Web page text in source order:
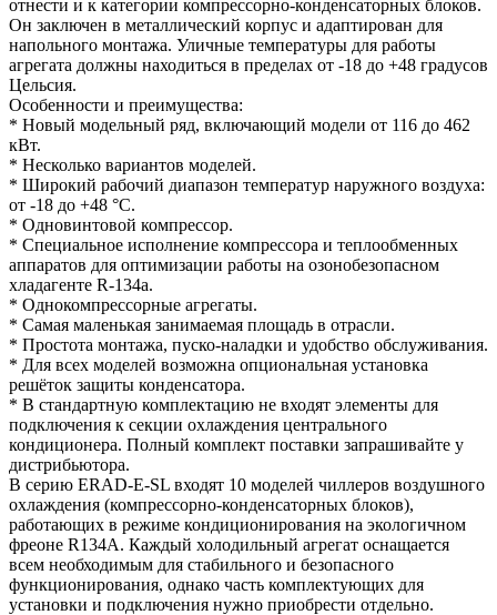
отнести и к категории компрессорно-конденсаторных блоков.
Он заключен в металлический корпус и адаптирован для
напольного монтажа. Уличные температуры для работы
агрегата должны находиться в пределах от -18 до +48 градусов
Цельсия.
Особенности и преимущества:
* Новый модельный ряд, включающий модели от 116 до 462
кВт.
* Несколько вариантов моделей.
* Широкий рабочий диапазон температур наружного воздуха:
от -18 до +48 °С.
* Одновинтовой компрессор.
* Специальное исполнение компрессора и теплообменных
аппаратов для оптимизации работы на озонобезопасном
хладагенте R-134a.
* Однокомпрессорные агрегаты.
* Самая маленькая занимаемая площадь в отрасли.
* Простота монтажа, пуско-наладки и удобство обслуживания.
* Для всех моделей возможна опциональная установка
решёток защиты конденсатора.
* В стандартную комплектацию не входят элементы для
подключения к секции охлаждения центрального
кондиционера. Полный комплект поставки запрашивайте у
дистрибьютора.
В серию ERAD-E-SL входят 10 моделей чиллеров воздушного
охлаждения (компрессорно-конденсаторных блоков),
работающих в режиме кондиционирования на экологичном
фреоне R134A. Каждый холодильный агрегат оснащается
всем необходимым для стабильного и безопасного
функционирования, однако часть комплектующих для
установки и подключения нужно приобрести отдельно.